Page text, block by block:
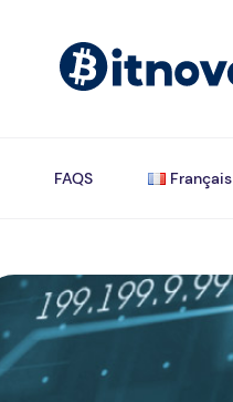
FAQS Français